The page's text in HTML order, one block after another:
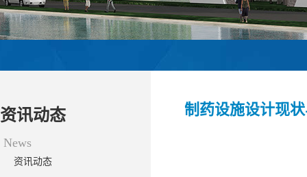
资讯动态
News
资讯动态
制药设施设计现